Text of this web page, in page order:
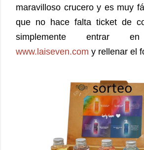
maravilloso crucero y es muy
que no hace falta ticket de
simplemente entrar
www.laiseven.com y rellenar el